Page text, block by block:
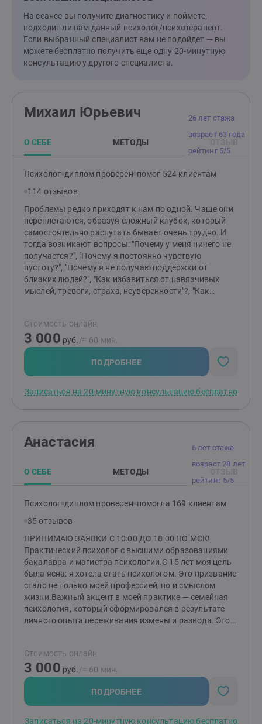
хотел/а делать со своей жизнью?"
На сеансе вы получите диагностику и поймете,
подходит ли вам данный психолог/психотерапевт.
Если выбранный специалист вам не подойдет — вы
можете бесплатно получить еще одну 20-минутную
консультацию у другого специалиста.
26 лет стажа
возраст 63 года
рейтинг 5/5
Михаил Юрьевич
О СЕБЕ МЕТОДЫ
Психолог диплом проверен помог 524 клиентам
114 отзывов
Проблемы редко приходят к нам по одной. Чаще они
переплетаются, образуя сложный клубок, который
самостоятельно распутать бывает очень трудно. И
тогда возникают вопросы: "Почему у меня ничего не
получается?", "Почему я постоянно чувствую
пустоту?", "Почему я не получаю поддержки от
близких людей?", "Как избавиться от навязчивых
мыслей, тревоги, страха, неуверенности"?, "Как
клубок, найти причину "негативных сценариев",
научиться понимать себя и свои состояния,
выстраивать здоровые отношения с близкими
людьми и окружающими, выйти из замкнутого круга,
делать свою жизнь лучше и получать от нее
поддержка, понимание, принятие, осознание.
Стоимость онлайн
3 000 руб. /≈ 60 мин.
ПОДРОБНЕЕ
Записаться на 20-минутную консультацию бесплатно
6 лет стажа
возраст 28 лет
рейтинг 5/5
Анастасия
О СЕБЕ МЕТОДЫ
Психолог диплом проверен помогла 169 клиентам
35 отзывов
ПРИНИМАЮ ЗАЯВКИ С 10:00 ДО 18:00 ПО МСК!
Практический психолог с высшими образованиями
бакалавра и магистра психологии.С 15 лет моя цель
была ясна: я хотела стать психологом. Это призвание
стало не только моей профессией, но и смыслом
жизни.Важный акцент в моей практике — семейная
психология, который сформировался в результате
личного опыта переживания измены и развода. Этот
отношений, а также заглянуть в «формулу»
любви.Помимо этого, я помогаю людям справляться
с посттравматическим стрессовым расстройством
(ПТСР), неопределенностью в жизни и повышенной
тревожностью, низкой самооценкой. Я понимаю, как
Стоимость онлайн
3 000 руб. /≈ 60 мин.
ПОДРОБНЕЕ
Записаться на 20-минутную консультацию бесплатно